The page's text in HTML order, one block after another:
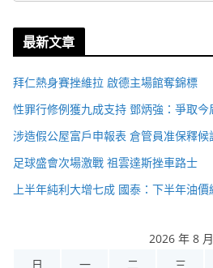
最新文章
拜仁熱身賽挫維拉 啟德主場館奪錦標
性罪行修例獲九成支持 鄧炳強：爭取
涉造假公屋富戶申報表 倉管員准保釋候
足球盛會次場激戰 祖雲達斯挫車路士
上半年純利大增七成 國泰：下半年油價
2026 年 8 月
日
一 二 三